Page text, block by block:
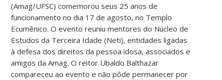
(Amag/UFSC) comemorou seus 25 anos de
funcionamento no dia 17 de agosto, no Templo
Ecumênico. O evento reuniu mentores do Núcleo de
Estudos da Terceira Idade (Neti), entidades ligadas
à defesa dos direitos da pessoa idosa, associados e
amigos da Amag. O reitor Ubaldo Balthazar
compareceu ao evento e não pôde permanecer por